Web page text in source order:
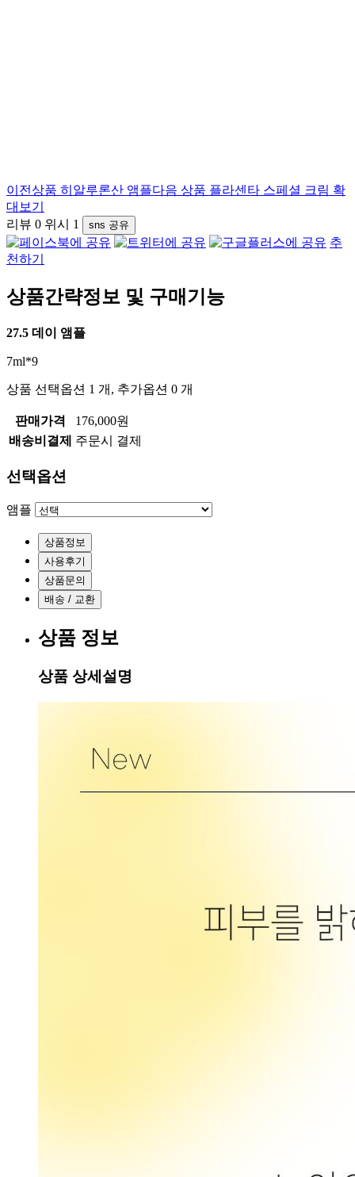
이전상품 히알루론산 앰플다음 상품 플라센타 스페셜 크림 확
대보기
리뷰 0 위시 1 sns 공유
추
천하기
상품간략정보 및 구매기능
27.5 데이 앰플
7ml*9
상품 선택옵션 1 개, 추가옵션 0 개
판매가격
176,000원
배송비결제
주문시 결제
선택옵션
앰플
상품정보
사용후기
상품문의
배송 / 교환
상품 정보
상품 상세설명